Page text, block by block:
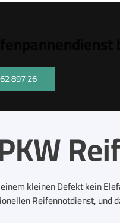
897 26
kleinen Defekt kein
Reifennotdienst, und